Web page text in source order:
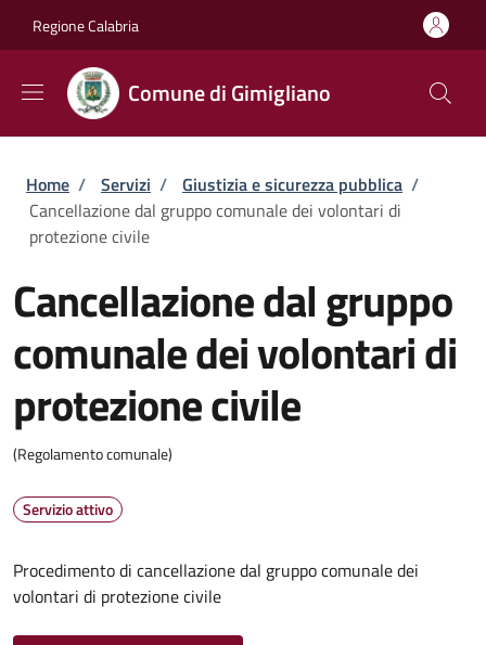
Regione Calabria
Comune di Gimigliano
Briciole di pane
Home / Servizi / Giustizia e sicurezza pubblica /
Cancellazione dal gruppo comunale dei volontari di
protezione civile
Cancellazione dal gruppo
comunale dei volontari di
protezione civile
(Regolamento comunale)
Servizio attivo
Procedimento di cancellazione dal gruppo comunale dei
volontari di protezione civile